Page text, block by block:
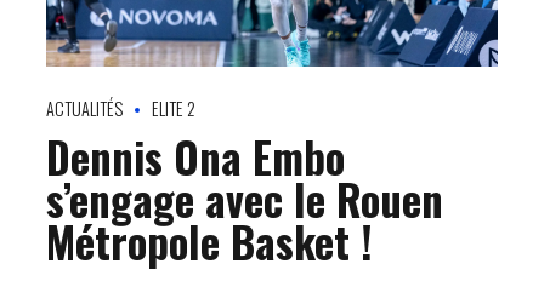
ACTUALITÉS ELITE 2
Dennis Ona Embo
s’engage avec le Rouen
Métropole Basket !